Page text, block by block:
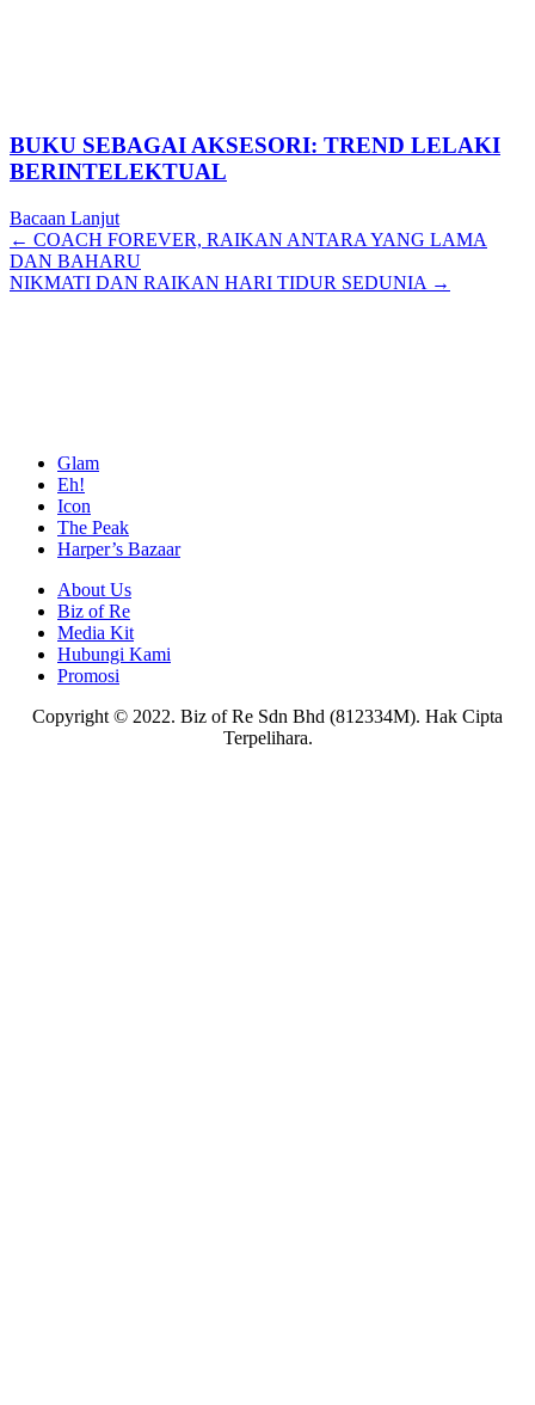
BUKU SEBAGAI AKSESORI: TREND LELAKI
BERINTELEKTUAL
Bacaan Lanjut
Posts
navigation
← COACH FOREVER, RAIKAN ANTARA YANG LAMA
DAN BAHARU
NIKMATI DAN RAIKAN HARI TIDUR SEDUNIA →
Glam
Eh!
Icon
The Peak
Harper’s Bazaar
About Us
Biz of Re
Media Kit
Hubungi Kami
Promosi
Copyright © 2022. Biz of Re Sdn Bhd (812334M). Hak Cipta
Terpelihara.